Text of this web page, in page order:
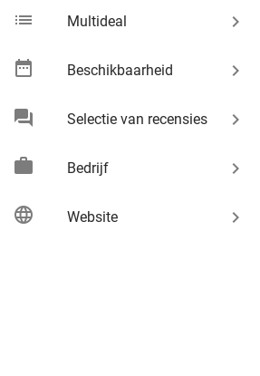
list Multideal keyboard_arrow_right
date_range Beschikbaarheid keyboard_arrow_right
chat Selectie van recensies keyboard_arrow_right
work Bedrijf keyboard_arrow_right
language Website keyboard_arrow_right